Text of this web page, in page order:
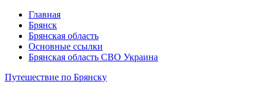
Главная
Брянск
Брянская область
Основные ссылки
Брянская область СВО Украина
Путешествие по Брянску